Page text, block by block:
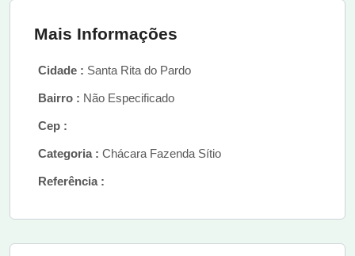
Mais Informações
Cidade : Santa Rita do Pardo
Bairro : Não Especificado
Cep :
Categoria : Chácara Fazenda Sítio
Referência :